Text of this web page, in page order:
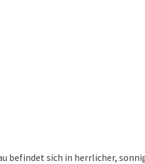
befindet sich in herrlicher,